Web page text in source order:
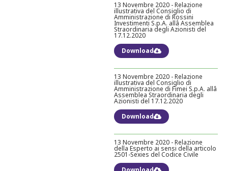
13 Novembre 2020 - Relazione
illustrativa del Consiglio di
Amministrazione di Rossini
Investimenti S.p.A. allâ Assemblea
Straordinaria degli Azionisti del
17.12.2020
Download
13 Novembre 2020 - Relazione
illustrativa del Consiglio di
Amministrazione di Fimei S.p.A. allâ
Assemblea Straordinaria degli
Azionisti del 17.12.2020
Download
13 Novembre 2020 - Relazione
della Esperto ai sensi della articolo
2501-Sexies del Codice Civile